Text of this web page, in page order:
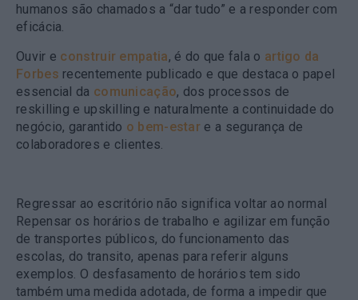
humanos são chamados a “dar tudo” e a responder com
eficácia.
Ouvir e construir empatia, é do que fala o artigo da
Forbes recentemente publicado e que destaca o papel
essencial da comunicação, dos processos de
reskilling e upskilling e naturalmente a continuidade do
negócio, garantido o bem-estar e a segurança de
colaboradores e clientes.
Regressar ao escritório não significa voltar ao normal
Repensar os horários de trabalho e agilizar em função
de transportes públicos, do funcionamento das
escolas, do transito, apenas para referir alguns
exemplos. O desfasamento de horários tem sido
também uma medida adotada, de forma a impedir que